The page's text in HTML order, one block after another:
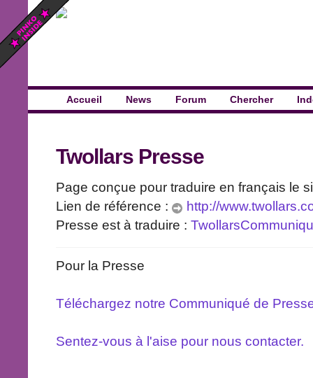
Accueil News Forum Chercher
Twollars Presse
Page conçue pour traduire en français le
Lien de référence :
http://
Presse est à traduire :
Pour la Presse
Téléchargez notre Communiqué de
Sentez-vous à l'aise pour nous contacter.